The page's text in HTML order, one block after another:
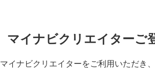
マイナビクリエイターご
イナビクリエイターをご利用いただき